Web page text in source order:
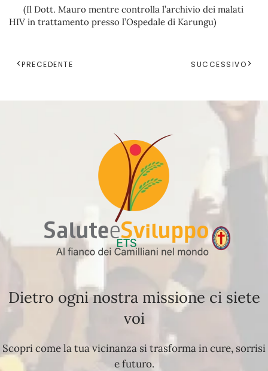
(Il Dott. Mauro mentre controlla l’archivio dei malati
HIV in trattamento presso l’Ospedale di Karungu)
PRECEDENTE SUCCESSIVO
Dietro ogni nostra missione ci siete
voi
Scopri come la tua vicinanza si trasforma in cure, sorrisi
e futuro.